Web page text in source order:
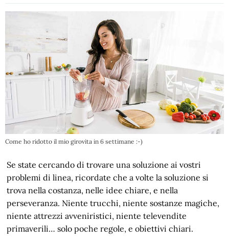
Come ho ridotto il mio girovita in 6 settimane :-)
Se state cercando di trovare una soluzione ai vostri
problemi di linea, ricordate che a volte la soluzione si
trova nella costanza, nelle idee chiare, e nella
perseveranza. Niente trucchi, niente sostanze magiche,
niente attrezzi avveniristici, niente televendite
primaverili… solo poche regole, e obiettivi chiari.